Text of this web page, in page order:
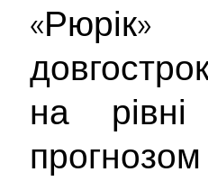
на рівні
прогнозом